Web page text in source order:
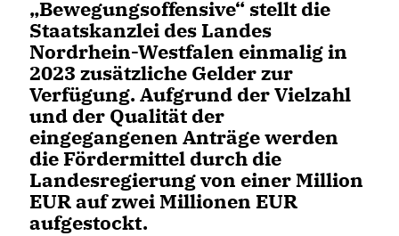
Bewegungsoffensive“ stellt die
Staatskanzlei des Landes
Nordrhein-Westfalen einmalig in
2023 zusätzliche Gelder zur
Verfügung. Aufgrund der Vielzahl
und der Qualität der
eingegangenen Anträge werden
die Fördermittel durch die
Landesregierung von einer Million
EUR auf zwei Millionen EUR
aufgestockt.